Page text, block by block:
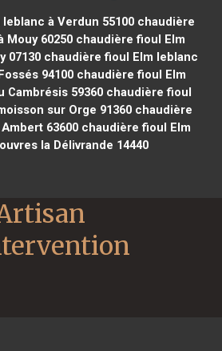
à Verdun 55100 chaudière
Mouy 60250chaudière fioul Elm
07130 chaudière fioul Elm leblanc
94100chaudière fioul Elm
Cambrésis 59360chaudière fioul
sur Orge 91360 chaudière
63600chaudière fioul Elm
la Délivrande 14440